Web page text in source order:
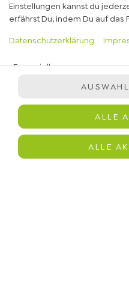
Einstellungen kannst du
erfährst Du, indem Du auf das
Datenschutzerklärung
Essenziell
Statistiken
Marketing
ALLE
ALLE
Edamame, Gurken,